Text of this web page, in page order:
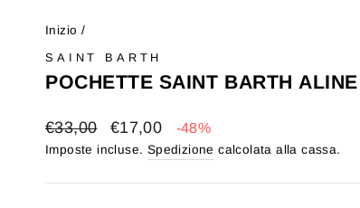
presentazione
Inizio /
SAINT BARTH
POCHETTE SAINT BARTH
Prezzo
di
€33,00
Prezzo
scontato
€17,00 -48%
Imposte incluse. Spedizione calcolata alla cassa.